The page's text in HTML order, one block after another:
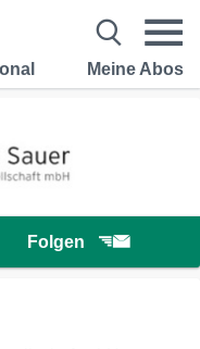
Meine Abos
Folgen